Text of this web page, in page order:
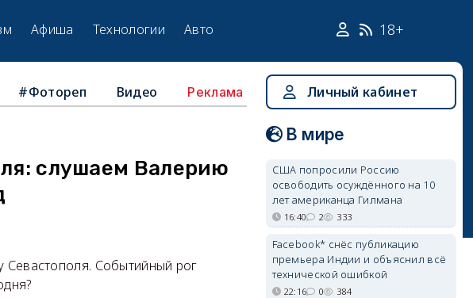
Афиша Технологии Авто 18+
#Фотореп Видео Реклама
слушаем Валерию
Событийный рог
Личный кабинет
В мире
США попросили Россию
освободить осуждённого на 10
лет американца Гилмана
16:40 2 333
Facebook* снёс публикацию
премьера Индии и объяснил всё
технической ошибкой
22:16 0 384